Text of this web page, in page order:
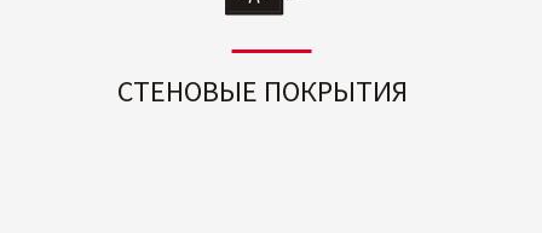
СТЕНОВЫЕ ПОКРЫТИЯ